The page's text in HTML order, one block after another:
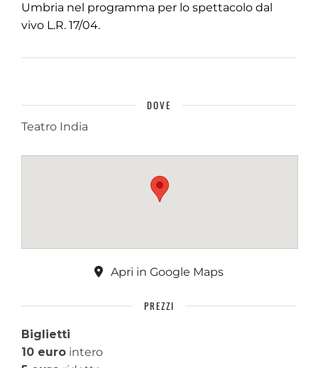
Umbria nel programma per lo spettacolo dal
vivo L.R. 17/04.
DOVE
Teatro India
Apri in Google Maps
PREZZI
Biglietti
10 euro intero